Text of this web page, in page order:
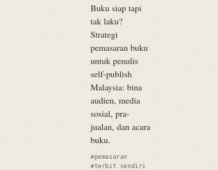
Buku siap tapi
tak laku?
Strategi
pemasaran buku
untuk penulis
self-publish
Malaysia: bina
audien, media
sosial, pra-
jualan, dan acara
buku.
#pemasaran
#terbit sendiri